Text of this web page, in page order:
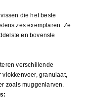
die het beste
zes exemplaren. Ze
en bovenste
verschillende
granulaat,
zoals muggenlarven.